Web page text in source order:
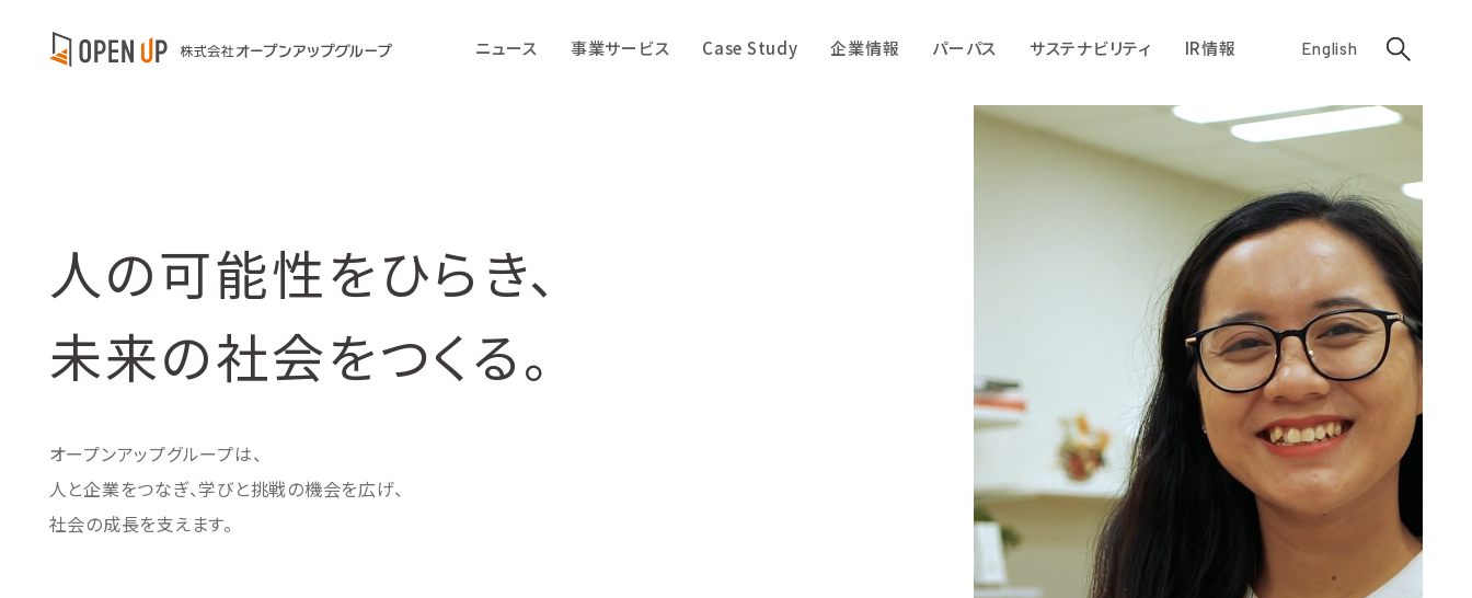
ニュース 事業サービス Case Study 企業情報 パーパス サステナビリティ IR情報 English
人の可能性をひらき、
未来の社会をつくる。
オープンアップグループは、
人と企業をつなぎ、学びと挑戦の機会を広げ、
社会の成長を支えます。